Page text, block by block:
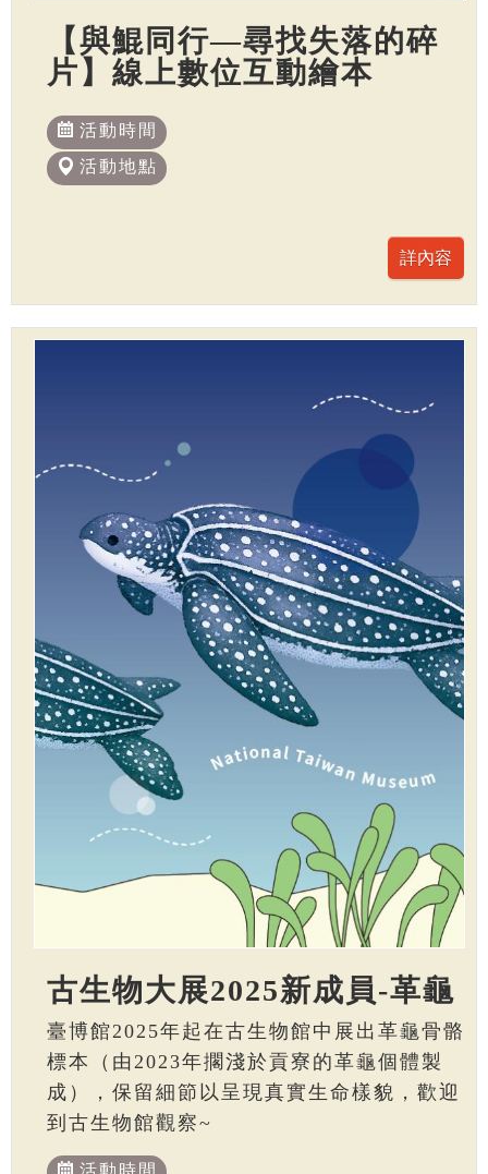
【與鯤同行—尋找失落的碎
片】線上數位互動繪本
活動時間
活動地點
古生物大展2025新成員-革龜
臺博館2025年起在古生物館中展出革龜骨骼
標本（由2023年擱淺於貢寮的革龜個體製
成），保留細節以呈現真實生命樣貌，歡迎
到古生物館觀察~